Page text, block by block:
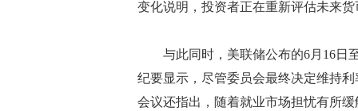
变化说明，投资者正在重新评估未来
与此同时，美联储公布的6月16日至
纪要显示，尽管委员会最终决定维持
会议还指出，随着就业市场担忧有所